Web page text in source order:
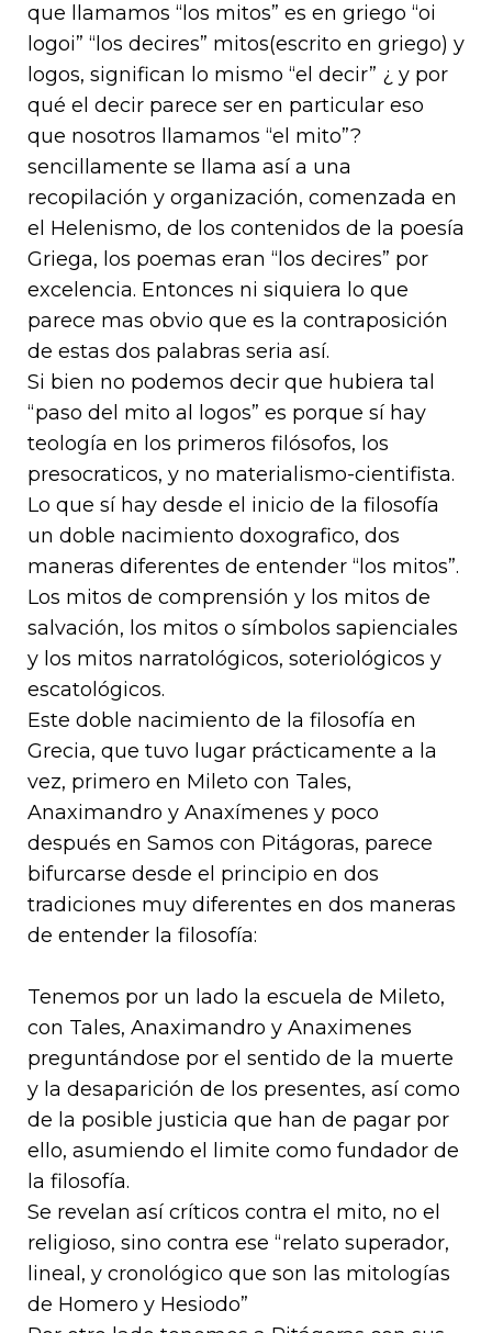
que llamamos “los mitos” es en griego “oi
logoi” “los decires” mitos(escrito en griego) y
logos, significan lo mismo “el decir” ¿ y por
qué el decir parece ser en particular eso
que nosotros llamamos “el mito”?
sencillamente se llama así a una
recopilación y organización, comenzada en
el Helenismo, de los contenidos de la poesía
Griega, los poemas eran “los decires” por
excelencia. Entonces ni siquiera lo que
parece mas obvio que es la contraposición
de estas dos palabras seria así.
Si bien no podemos decir que hubiera tal
“paso del mito al logos” es porque sí hay
teología en los primeros filósofos, los
presocraticos, y no materialismo-cientifista.
Lo que sí hay desde el inicio de la filosofía
un doble nacimiento doxografico, dos
maneras diferentes de entender “los mitos”.
Los mitos de comprensión y los mitos de
salvación, los mitos o símbolos sapienciales
y los mitos narratológicos, soteriológicos y
escatológicos.
Este doble nacimiento de la filosofía en
Grecia, que tuvo lugar prácticamente a la
vez, primero en Mileto con Tales,
Anaximandro y Anaxímenes y poco
después en Samos con Pitágoras, parece
bifurcarse desde el principio en dos
tradiciones muy diferentes en dos maneras
de entender la filosofía:
Tenemos por un lado la escuela de Mileto,
con Tales, Anaximandro y Anaximenes
preguntándose por el sentido de la muerte
y la desaparición de los presentes, así como
de la posible justicia que han de pagar por
ello, asumiendo el limite como fundador de
la filosofía.
Se revelan así críticos contra el mito, no el
religioso, sino contra ese “relato superador,
lineal, y cronológico que son las mitologías
de Homero y Hesiodo”